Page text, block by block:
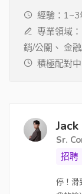
經驗：1~3
專業領域：
銷/公關、 金
積極配對中
Sr.
招聘
停！滑